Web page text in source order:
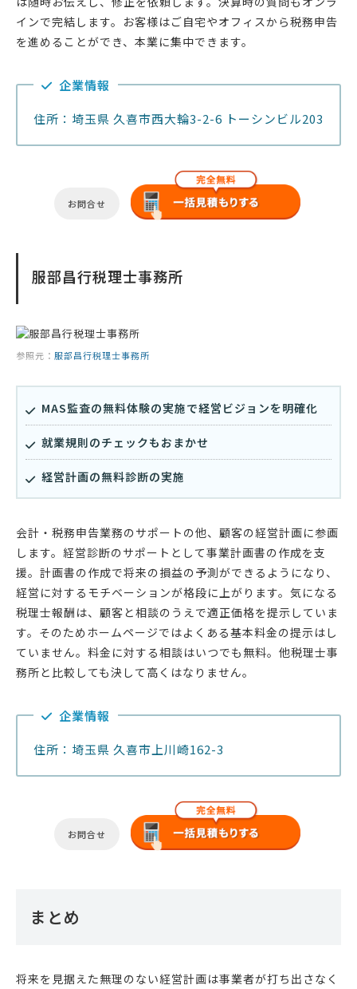
インで完結します。お客様はご自宅やオフィスから税務申告
を進めることができ、本業に集中できます。
企業情報
住所：埼玉県 久喜市西大輪3-2-6 トーシンビル203
お問合せ
服部昌行税理士事務所
参照元： 服部昌行税理士事務所
MAS監査の無料体験の実施で経営ビジョンを明確化
就業規則のチェックもおまかせ
経営計画の無料診断の実施
会計・税務申告業務のサポートの他、顧客の経営計画に参画
します。経営診断のサポートとして事業計画書の作成を支
援。計画書の作成で将来の損益の予測ができるようになり、
経営に対するモチベーションが格段に上がります。気になる
税理士報酬は、顧客と相談のうえで適正価格を提示していま
す。そのためホームページではよくある基本料金の提示はし
ていません。料金に対する相談はいつでも無料。他税理士事
務所と比較しても決して高くはなりません。
企業情報
住所：埼玉県 久喜市上川崎162-3
お問合せ
まとめ
将来を見据えた無理のない経営計画は事業者が打ち出さなく